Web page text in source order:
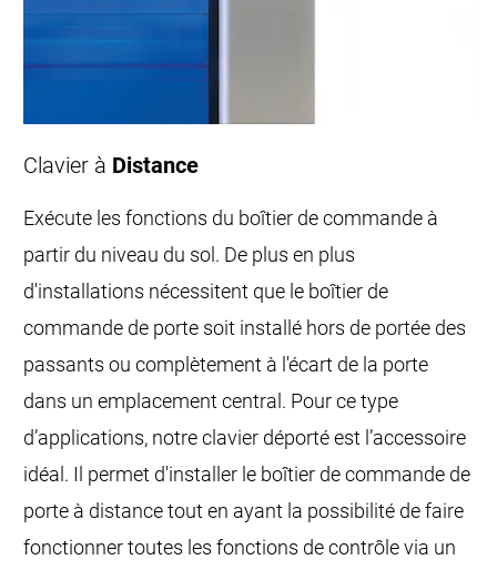
Clavier à Distance
Exécute les fonctions du boîtier de commande à
partir du niveau du sol. De plus en plus
d'installations nécessitent que le boîtier de
commande de porte soit installé hors de portée des
passants ou complètement à l'écart de la porte
dans un emplacement central. Pour ce type
d’applications, notre clavier déporté est l’accessoire
idéal. Il permet d'installer le boîtier de commande de
porte à distance tout en ayant la possibilité de faire
fonctionner toutes les fonctions de contrôle via un